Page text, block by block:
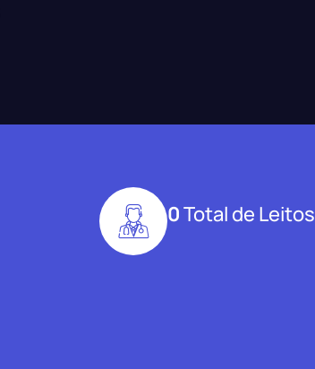
0Total de Leitos